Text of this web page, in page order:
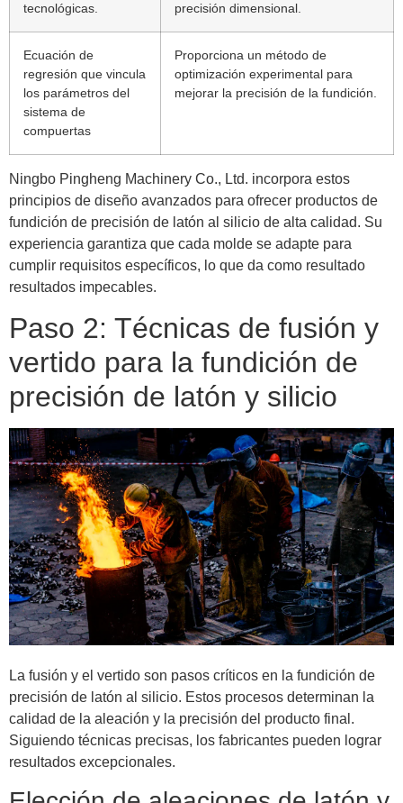
tecnológicas.
precisión dimensional.
Ecuación de
regresión que vincula
los parámetros del
sistema de
compuertas
Proporciona un método de
optimización experimental para
mejorar la precisión de la fundición.
Ningbo Pingheng Machinery Co., Ltd. incorpora estos
principios de diseño avanzados para ofrecer productos de
fundición de precisión de latón al silicio de alta calidad. Su
experiencia garantiza que cada molde se adapte para
cumplir requisitos específicos, lo que da como resultado
resultados impecables.
Paso 2: Técnicas de fusión y
vertido para la fundición de
precisión de latón y silicio
La fusión y el vertido son pasos críticos en la fundición de
precisión de latón al silicio. Estos procesos determinan la
calidad de la aleación y la precisión del producto final.
Siguiendo técnicas precisas, los fabricantes pueden lograr
resultados excepcionales.